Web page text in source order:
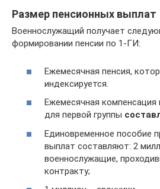
Размер пенсионных выплат
Военнослужащий получает
формировании пенсии по 1-ГИ:
Ежемесячная пенсия,
индексируется.
Ежемесячная компенсация
для первой группы
Единовременное пособие
выплат составляют: 2
военнослужащие,
контракту;